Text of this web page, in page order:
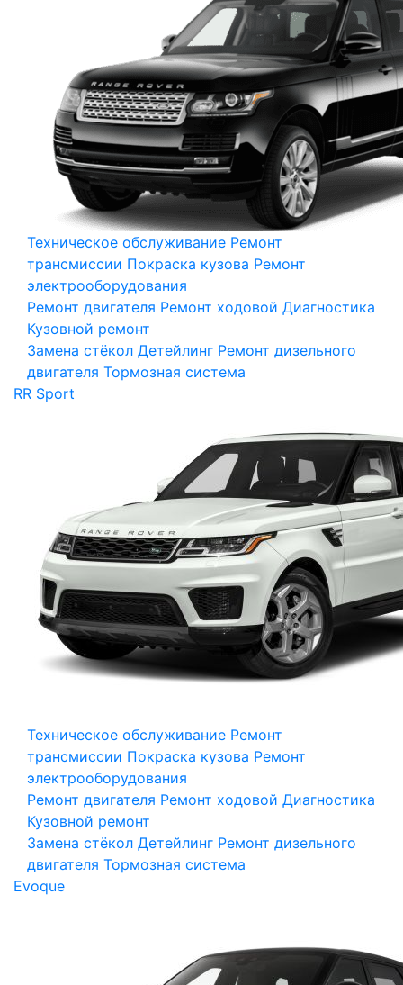
Техническое обслуживание Ремонт
трансмиссии Покраска кузова Ремонт
электрооборудования
Ремонт двигателя Ремонт ходовой Диагностика
Кузовной ремонт
Замена стёкол Детейлинг Ремонт дизельного
двигателя Тормозная система
RR Sport
Техническое обслуживание Ремонт
трансмиссии Покраска кузова Ремонт
электрооборудования
Ремонт двигателя Ремонт ходовой Диагностика
Кузовной ремонт
Замена стёкол Детейлинг Ремонт дизельного
двигателя Тормозная система
Evoque